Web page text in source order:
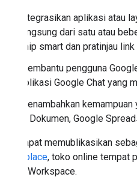
Integrasikan aplikasi atau
langsung dari satu atau
chip smart dan pratinjau
Membantu pengguna
aplikasi Google Chat yang
Menambahkan
di Dokumen, Google
Anda dapat memublikasikan
Marketplace, toko online tempat
Google Workspace.